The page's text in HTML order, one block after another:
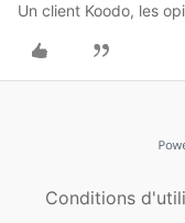
Un client Koodo, les
Conditions